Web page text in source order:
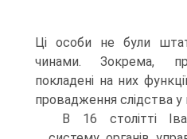
Ці особи не були
чинами. Зокрема,
покладені на них
провадження слідства у
В 16 столітті